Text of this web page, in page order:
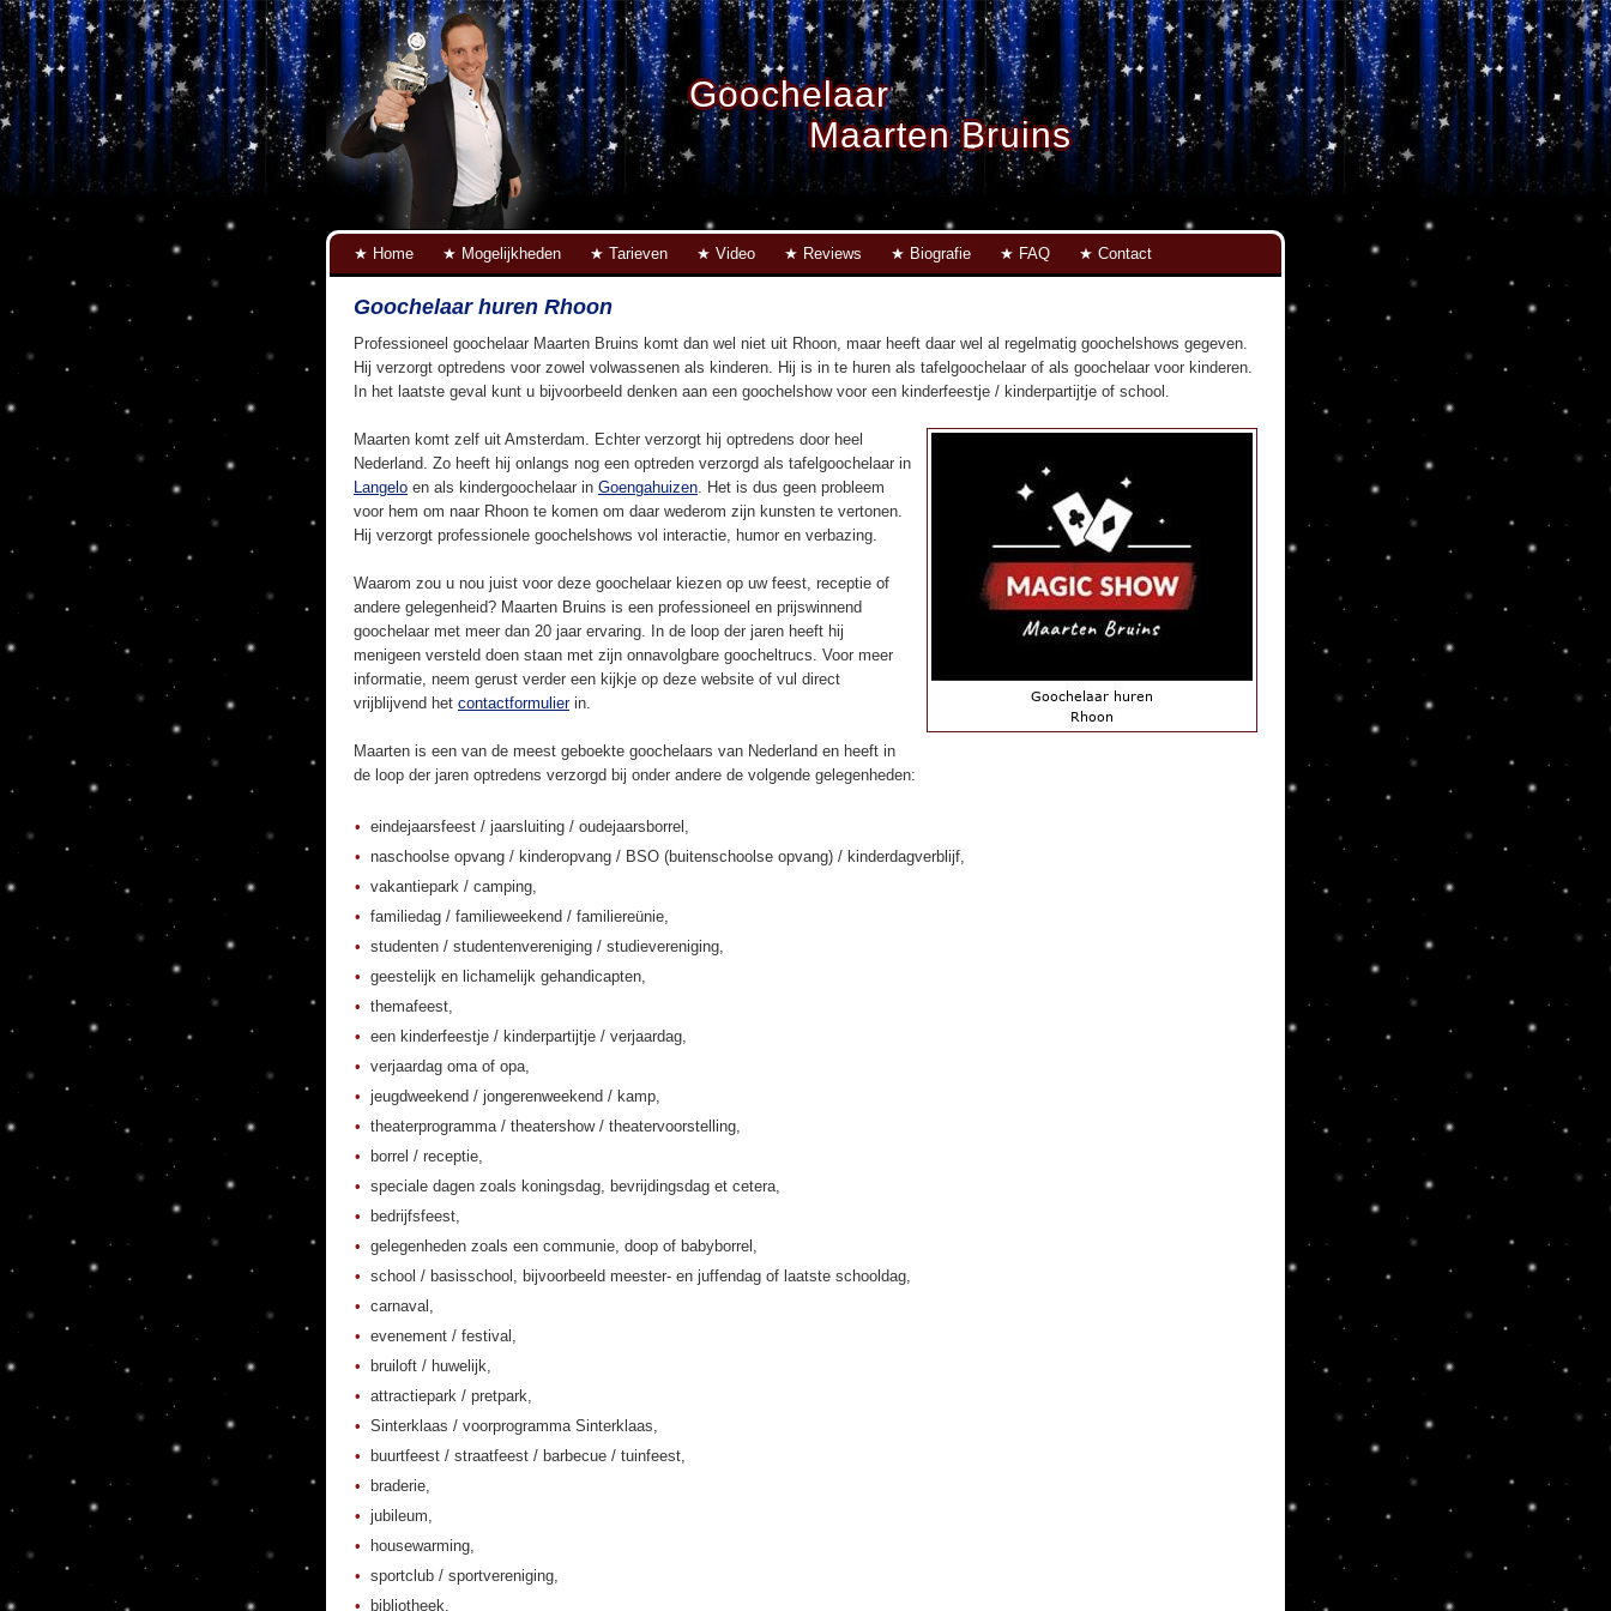
Goochelaar
Maarten Bruins
Home Mogelijkheden Tarieven Video Reviews Biografie FAQ Contact
Goochelaar huren Rhoon
Professioneel goochelaar Maarten Bruins komt dan wel niet uit Rhoon, maar heeft daar wel al regelmatig goochelshows gegeven.
Hij verzorgt optredens voor zowel volwassenen als kinderen. Hij is in te huren als tafelgoochelaar of als goochelaar voor kinderen.
In het laatste geval kunt u bijvoorbeeld denken aan een goochelshow voor een kinderfeestje / kinderpartijtje of school.
Maarten komt zelf uit Amsterdam. Echter verzorgt hij optredens door heel
Nederland. Zo heeft hij onlangs nog een optreden verzorgd als tafelgoochelaar in
Langelo en als kindergoochelaar in Goengahuizen. Het is dus geen probleem
voor hem om naar Rhoon te komen om daar wederom zijn kunsten te vertonen.
Hij verzorgt professionele goochelshows vol interactie, humor en verbazing.
Waarom zou u nou juist voor deze goochelaar kiezen op uw feest, receptie of
andere gelegenheid? Maarten Bruins is een professioneel en prijswinnend
goochelaar met meer dan 20 jaar ervaring. In de loop der jaren heeft hij
menigeen versteld doen staan met zijn onnavolgbare goocheltrucs. Voor meer
informatie, neem gerust verder een kijkje op deze website of vul direct
vrijblijvend het contactformulierin.
Maarten is een van de meest geboekte goochelaars van Nederland en heeft in
de loop der jaren optredens verzorgd bij onder andere de volgende gelegenheden:
eindejaarsfeest / jaarsluiting / oudejaarsborrel,
naschoolse opvang / kinderopvang / BSO (buitenschoolse opvang) / kinderdagverblijf,
vakantiepark / camping,
familiedag / familieweekend / familiereünie,
studenten / studentenvereniging / studievereniging,
geestelijk en lichamelijk gehandicapten,
themafeest,
een kinderfeestje / kinderpartijtje / verjaardag,
verjaardag oma of opa,
jeugdweekend / jongerenweekend / kamp,
theaterprogramma / theatershow / theatervoorstelling,
borrel / receptie,
speciale dagen zoals koningsdag, bevrijdingsdag et cetera,
bedrijfsfeest,
gelegenheden zoals een communie, doop of babyborrel,
school / basisschool, bijvoorbeeld meester- en juffendag of laatste schooldag,
carnaval,
evenement / festival,
bruiloft / huwelijk,
attractiepark / pretpark,
Sinterklaas / voorprogramma Sinterklaas,
buurtfeest / straatfeest / barbecue / tuinfeest,
braderie,
jubileum,
housewarming,
sportclub / sportvereniging,
bibliotheek,